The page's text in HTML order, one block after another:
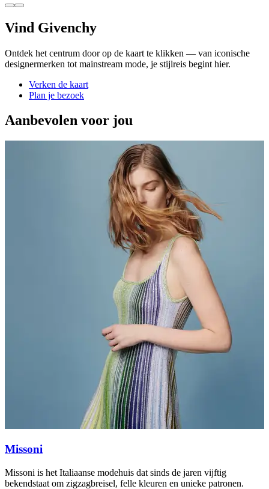
Vind Givenchy
Ontdek het centrum door op de kaart te klikken — van iconische
designermerken tot mainstream mode, je stijlreis begint hier.
Verken de kaart
Plan je bezoek
Aanbevolen voor jou
Missoni
Missoni is het Italiaanse modehuis dat sinds de jaren vijftig
bekendstaat om zigzagbreisel, felle kleuren en unieke patronen.